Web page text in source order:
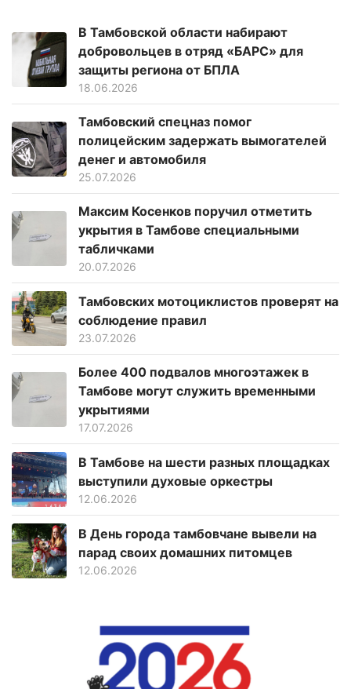
В Тамбовской области набирают
добровольцев в отряд «БАРС» для
защиты региона от БПЛА
18.06.2026
Тамбовский спецназ помог
полицейским задержать вымогателей
денег и автомобиля
25.07.2026
Максим Косенков поручил отметить
укрытия в Тамбове специальными
табличками
20.07.2026
Тамбовских мотоциклистов проверят на
соблюдение правил
23.07.2026
Более 400 подвалов многоэтажек в
Тамбове могут служить временными
укрытиями
17.07.2026
В Тамбове на шести разных площадках
выступили духовые оркестры
12.06.2026
В День города тамбовчане вывели на
парад своих домашних питомцев
12.06.2026